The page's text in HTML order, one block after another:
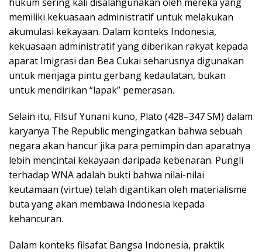
memiliki kekuasaan administratif untuk melakukan
akumulasi kekayaan. Dalam konteks Indonesia,
kekuasaan administratif yang diberikan rakyat kepada
aparat Imigrasi dan Bea Cukai seharusnya digunakan
untuk menjaga pintu gerbang kedaulatan, bukan
untuk mendirikan “lapak” pemerasan.
Selain itu, Filsuf Yunani kuno, Plato (428–347 SM) dalam
karyanya The Republic mengingatkan bahwa sebuah
negara akan hancur jika para pemimpin dan aparatnya
lebih mencintai kekayaan daripada kebenaran. Pungli
terhadap WNA adalah bukti bahwa nilai-nilai
keutamaan (virtue) telah digantikan oleh materialisme
buta yang akan membawa Indonesia kepada
kehancuran.
Dalam konteks filsafat Bangsa Indonesia, praktik